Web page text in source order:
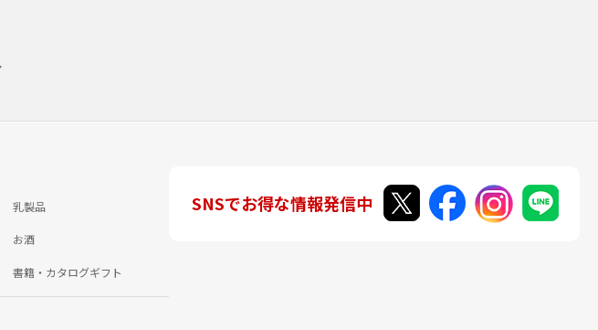
乳製品
お酒
書籍・カタログギフト
SNSでお得な情報発信中